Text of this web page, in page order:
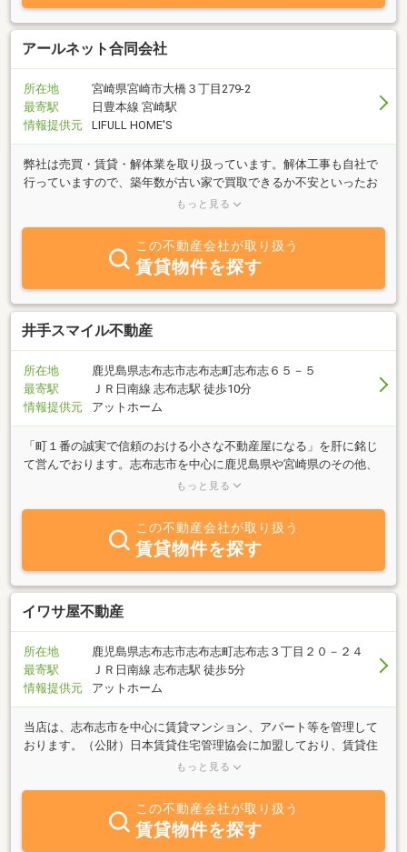
アールネット合同会社
所在地
宮崎県宮崎市大橋３丁目279-2
最寄駅
日豊本線 宮崎駅
情報提供元
LIFULL HOME'S
弊社は売買・賃貸・解体業を取り扱っています。解体工事も自社で
行っていますので、築年数が古い家で買取できるか不安といったお
客様のご相談にも対応させていただきます。不動産、家屋解体の査
もっと見る
この不動産会社が取り扱う
賃貸物件を探す
井手スマイル不動産
所在地
鹿児島県志布志市志布志町志布志６５－５
最寄駅
ＪＲ日南線 志布志駅 徒歩10分
情報提供元
アットホーム
「町１番の誠実で信頼のおける小さな不動産屋になる」を肝に銘じ
て営んでおります。志布志市を中心に鹿児島県や宮崎県のその他、
不動産に関する事なら何でも対応させて頂きます。ぜひ電話かメー
もっと見る
この不動産会社が取り扱う
賃貸物件を探す
イワサ屋不動産
所在地
鹿児島県志布志市志布志町志布志３丁目２０－２４
最寄駅
ＪＲ日南線 志布志駅 徒歩5分
情報提供元
アットホーム
当店は、志布志市を中心に賃貸マンション、アパート等を管理して
おります。（公財）日本賃貸住宅管理協会に加盟しており、賃貸住
宅における健全かつ専門的な畝い・管理業務の確立並びに普及を通
寄与することをモットーとしております！「売りたい」「買いた
い」「貸したい」「借りたい」「建てたい」不動産に関することは
何でもお気軽にご相談下さい。
もっと見る
この不動産会社が取り扱う
賃貸物件を探す